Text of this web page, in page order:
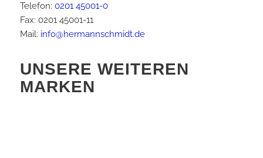
Telefon: 0201 45001-0
Fax: 0201 45001-11
Mail: info@hermannschmidt.de
UNSERE WEITEREN
MARKEN